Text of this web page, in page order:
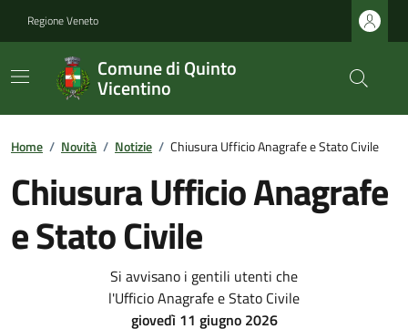
Regione Veneto
Comune di Quinto
Vicentino
Home / Novità / Notizie / Chiusura Ufficio Anagrafe e Stato Civile
Chiusura Ufficio Anagrafe
e Stato Civile
Si avvisano i gentili utenti che
l'Ufficio Anagrafe e Stato Civile
giovedì 11 giugno 2026